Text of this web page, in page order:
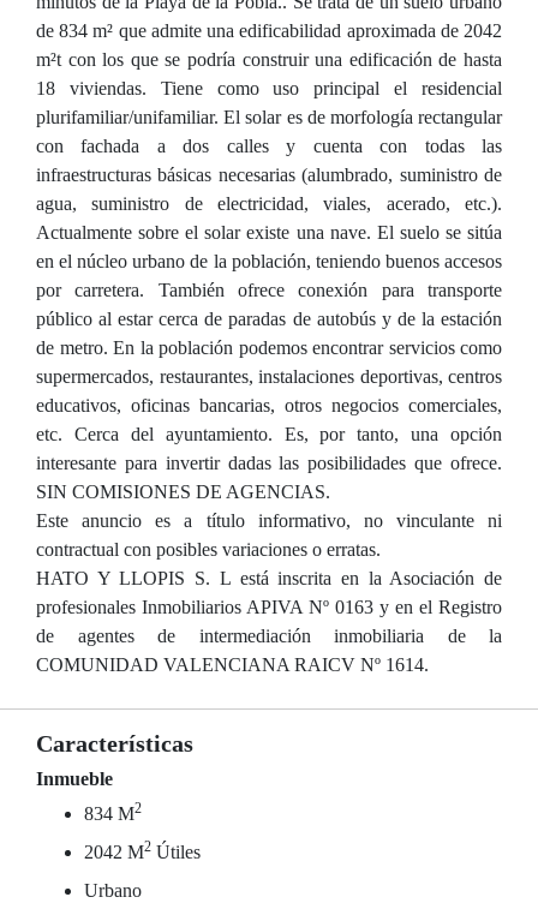
de 834 m² que admite una edificabilidad aproximada de 2042
m²t con los que se podría construir una edificación de hasta
18 viviendas. Tiene como uso principal el residencial
plurifamiliar/unifamiliar. El solar es de morfología rectangular
con fachada a dos calles y cuenta con todas las
infraestructuras básicas necesarias (alumbrado, suministro de
agua, suministro de electricidad, viales, acerado, etc.).
Actualmente sobre el solar existe una nave. El suelo se sitúa
en el núcleo urbano de la población, teniendo buenos accesos
por carretera. También ofrece conexión para transporte
público al estar cerca de paradas de autobús y de la estación
de metro. En la población podemos encontrar servicios como
supermercados, restaurantes, instalaciones deportivas, centros
educativos, oficinas bancarias, otros negocios comerciales,
etc. Cerca del ayuntamiento. Es, por tanto, una opción
interesante para invertir dadas las posibilidades que ofrece.
SIN COMISIONES DE AGENCIAS.
Este anuncio es a título informativo, no vinculante ni
contractual con posibles variaciones o erratas.
HATO Y LLOPIS S. L está inscrita en la Asociación de
profesionales Inmobiliarios APIVA Nº 0163 y en el Registro
de agentes de intermediación inmobiliaria de la
COMUNIDAD VALENCIANA RAICV Nº 1614.
Características
Inmueble
834 M2
2042 M2 Útiles
Urbano